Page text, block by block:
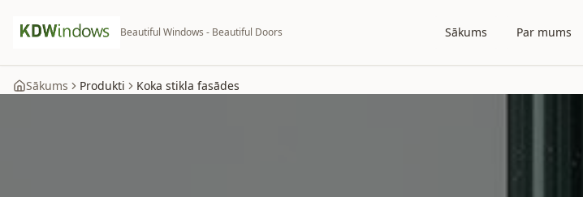
Beautiful Windows - Beautiful Doors Sākums Par mums
Sākums Produkti Koka stikla fasādes